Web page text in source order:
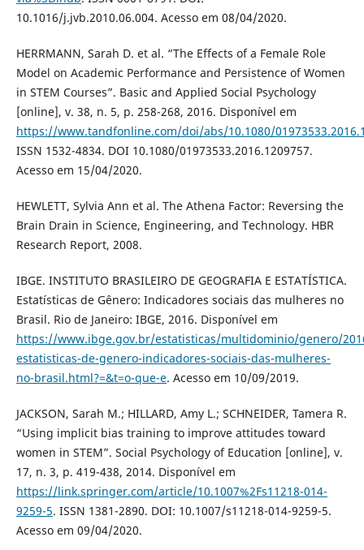
10.1016/j.jvb.2010.06.004. Acesso em 08/04/2020.
HERRMANN, Sarah D. et al. “The Effects of a Female Role
Model on Academic Performance and Persistence of Women
in STEM Courses”. Basic and Applied Social Psychology
[online], v. 38, n. 5, p. 258-268, 2016. Disponível em
https://www.tandfonline.com/doi/abs/10.1080/
ISSN 1532-4834. DOI 10.1080/01973533.2016.1209757.
Acesso em 15/04/2020.
HEWLETT, Sylvia Ann et al. The Athena Factor: Reversing the
Brain Drain in Science, Engineering, and Technology. HBR
Research Report, 2008.
IBGE. INSTITUTO BRASILEIRO DE GEOGRAFIA E ESTATÍSTICA.
Estatísticas de Gênero: Indicadores sociais das mulheres no
Brasil. Rio de Janeiro: IBGE, 2016. Disponível em
https://www.ibge.gov.br/estatisticas/multidominio/genero/
estatisticas-de-genero-indicadores-sociais-das-mulheres-
no-brasil.html?=&t=o-que-e. Acesso em 10/09/2019.
JACKSON, Sarah M.; HILLARD, Amy L.; SCHNEIDER, Tamera R.
“Using implicit bias training to improve attitudes toward
women in STEM”. Social Psychology of Education [online], v.
17, n. 3, p. 419-438, 2014. Disponível em
https://link.springer.com/article/10.1007%2Fs11218-014-
9259-5. ISSN 1381-2890. DOI: 10.1007/s11218-014-9259-5.
Acesso em 09/04/2020.